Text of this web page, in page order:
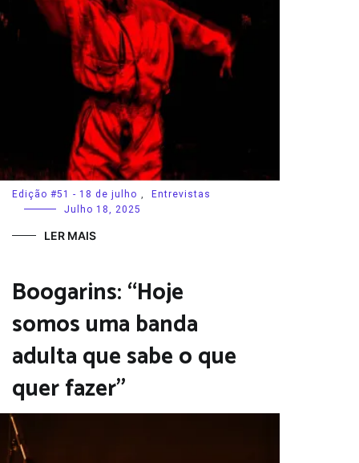
Edição #51 - 18 de julho ,
Entrevistas
Julho 18, 2025
LER MAIS
Boogarins: “Hoje
somos uma banda
adulta que sabe o que
quer fazer”